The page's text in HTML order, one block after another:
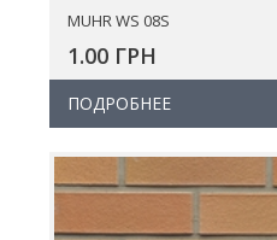
MUHR WS 08S
1.00 ГРН
ПОДРОБНЕЕ